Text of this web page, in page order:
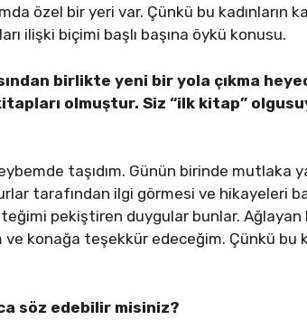
özel bir yeri var. Çünkü bu kadınların
ilişki biçimi başlı başına öykü konusu.
birlikte yeni bir yola çıkma
olmuştur. Siz “ilk kitap”
taşıdım. Günün birinde mutlaka
tarafından ilgi görmesi ve hikayeleri
pekiştiren duygular bunlar. Ağlayan
konağa teşekkür edeceğim. Çünkü bu
söz edebilir misiniz?